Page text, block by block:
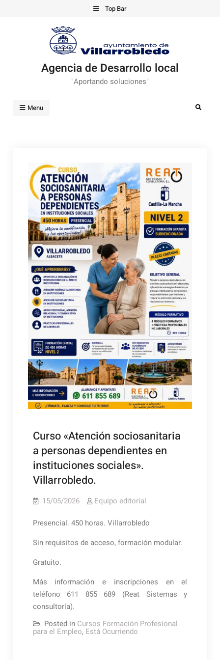
Top Bar
Agencia de Desarrollo local
"Aportando soluciones"
Menu Search
Curso «Atención sociosanitaria
a personas dependientes en
instituciones sociales».
Villarrobledo.
15/05/2026 Equipo editorial
Presencial. 450 horas. Villarrobledo
Sin requisitos de acceso, formación modular.
Gratuito.
Más información e inscripciones en el
teléfono 611 855 689 (Reat Sistemas y
consultoría).
Posted in Cursos Formación Profesional
para el Empleo, Está Ocurriendo